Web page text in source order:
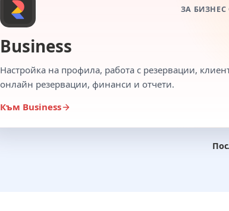
ЗА БИЗНЕС
Business
Настройка на профила, работа с резервации,
онлайн резервации, финанси и отчети.
Към Business